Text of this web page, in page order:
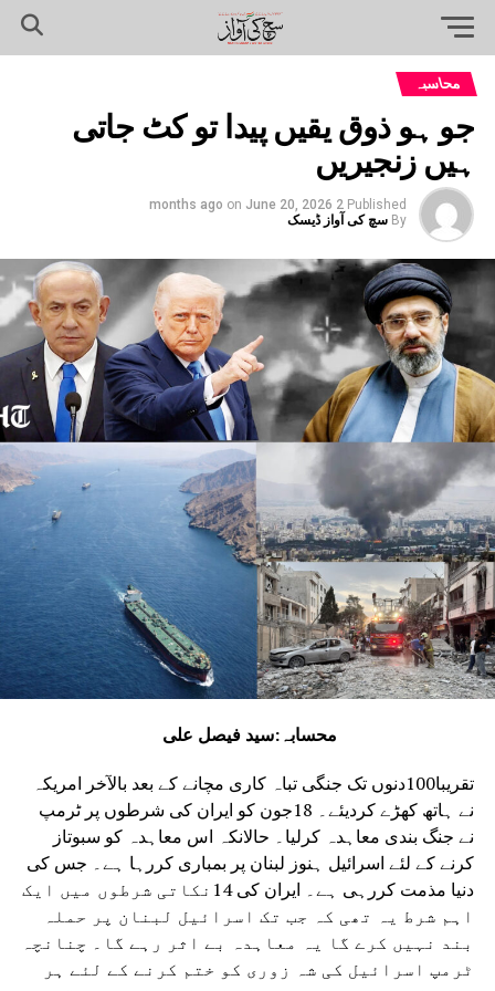
محاسبہ
جو ہو ذوق یقیں پیدا تو کٹ جاتی
ہیں زنجیریں
Published
2 months ago
on June 20, 2026
By سچ کی آواز ڈیسک
محسابہ:سید فیصل علی
تقریبا100دنوں تک جنگی تباہ کاری مچانے کے بعد بالآخر امریکہ
نے ہاتھ کھڑے کردیئے۔ 18جون کو ایران کی شرطوں پر ٹرمپ
نے جنگ بندی معاہدہ کرلیا۔ حالانکہ اس معاہدہ کو سبوتاز
کرنے کے لئے اسرائیل ہنوز لبنان پر بمباری کررہا ہے۔ جس کی
دنیا مذمت کررہی ہے۔ ایران کی 14نکاتی شرطوں میں ایک
اہم شرط یہ تھی کہ جب تک اسرائیل لبنان پر حملہ
بند نہیں کرے گا یہ معاہدہ بے اثر رہے گا۔ چنانچہ
ٹرمپ اسرائیل کی شہ زوری کو ختم کرنے کے لئے ہر